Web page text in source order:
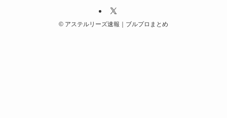
© アステルリーズ速報｜ブルプロまとめ